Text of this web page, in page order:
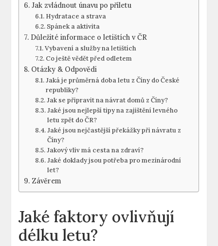
Jak zvládnout únavu po příletu
Hydratace a strava
Spánek a aktivita
Důležité informace o letištích v ČR
Vybavení a služby na letištích
Co ještě vědět před odletem
Otázky & Odpovědi
Jaká je průměrná ​doba letu z Číny⁤ do České
republiky?
Jak⁣ se připravit na návrat domů z Číny?
Jaké jsou nejlepší tipy na zajištění ⁤levného
letu zpět⁢ do ČR?
Jaké jsou nejčastější překážky při návratu​ z
Číny?
Jakový vliv má cesta na zdraví?
Jaké ⁣doklady ⁢jsou potřeba pro mezinárodní
let?
Závěrem
Jaké faktory ovlivňují
délku letu?